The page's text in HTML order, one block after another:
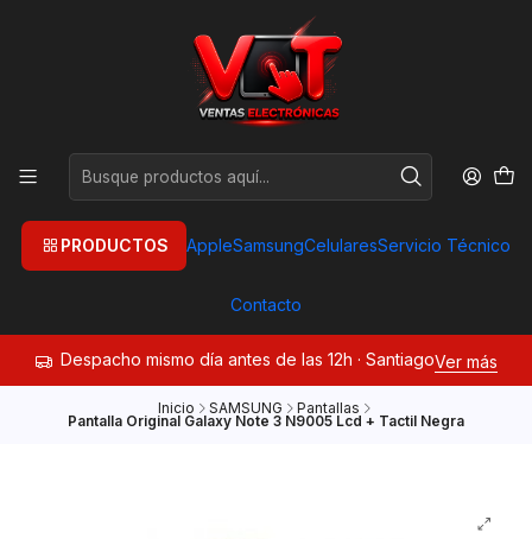
PRODUCTOS AppleSamsungCelularesServicio Técnico
Contacto
Despacho mismo día antes de las 12h · SantiagoVer más
Inicio SAMSUNG Pantallas
Pantalla Original Galaxy Note 3 N9005 Lcd + Tactil Negra